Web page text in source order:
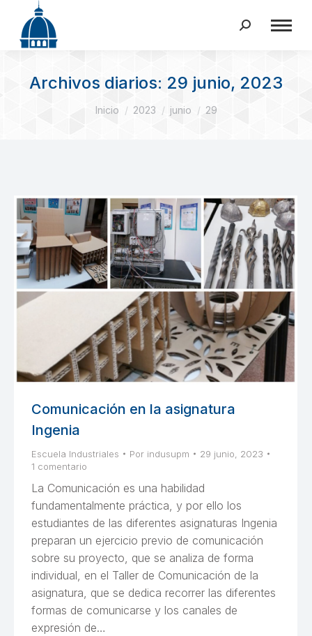
Buscar:
Archivos diarios: 29 junio, 2023
Estás aquí:
Inicio 2023 junio 29
Comunicación en la asignatura
Ingenia
Escuela Industriales Por indusupm
29 junio, 2023
1 comentario
La Comunicación es una habilidad
fundamentalmente práctica, y por ello los
estudiantes de las diferentes asignaturas Ingenia
preparan un ejercicio previo de comunicación
sobre su proyecto, que se analiza de forma
individual, en el Taller de Comunicación de la
asignatura, que se dedica recorrer las diferentes
formas de comunicarse y los canales de
expresión de…